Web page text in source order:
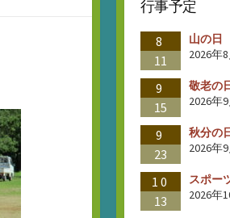
行事予定
8
11
山の日
2026年
9
15
敬老の
2026年
9
23
秋分の
2026年
10
13
スポー
2026年